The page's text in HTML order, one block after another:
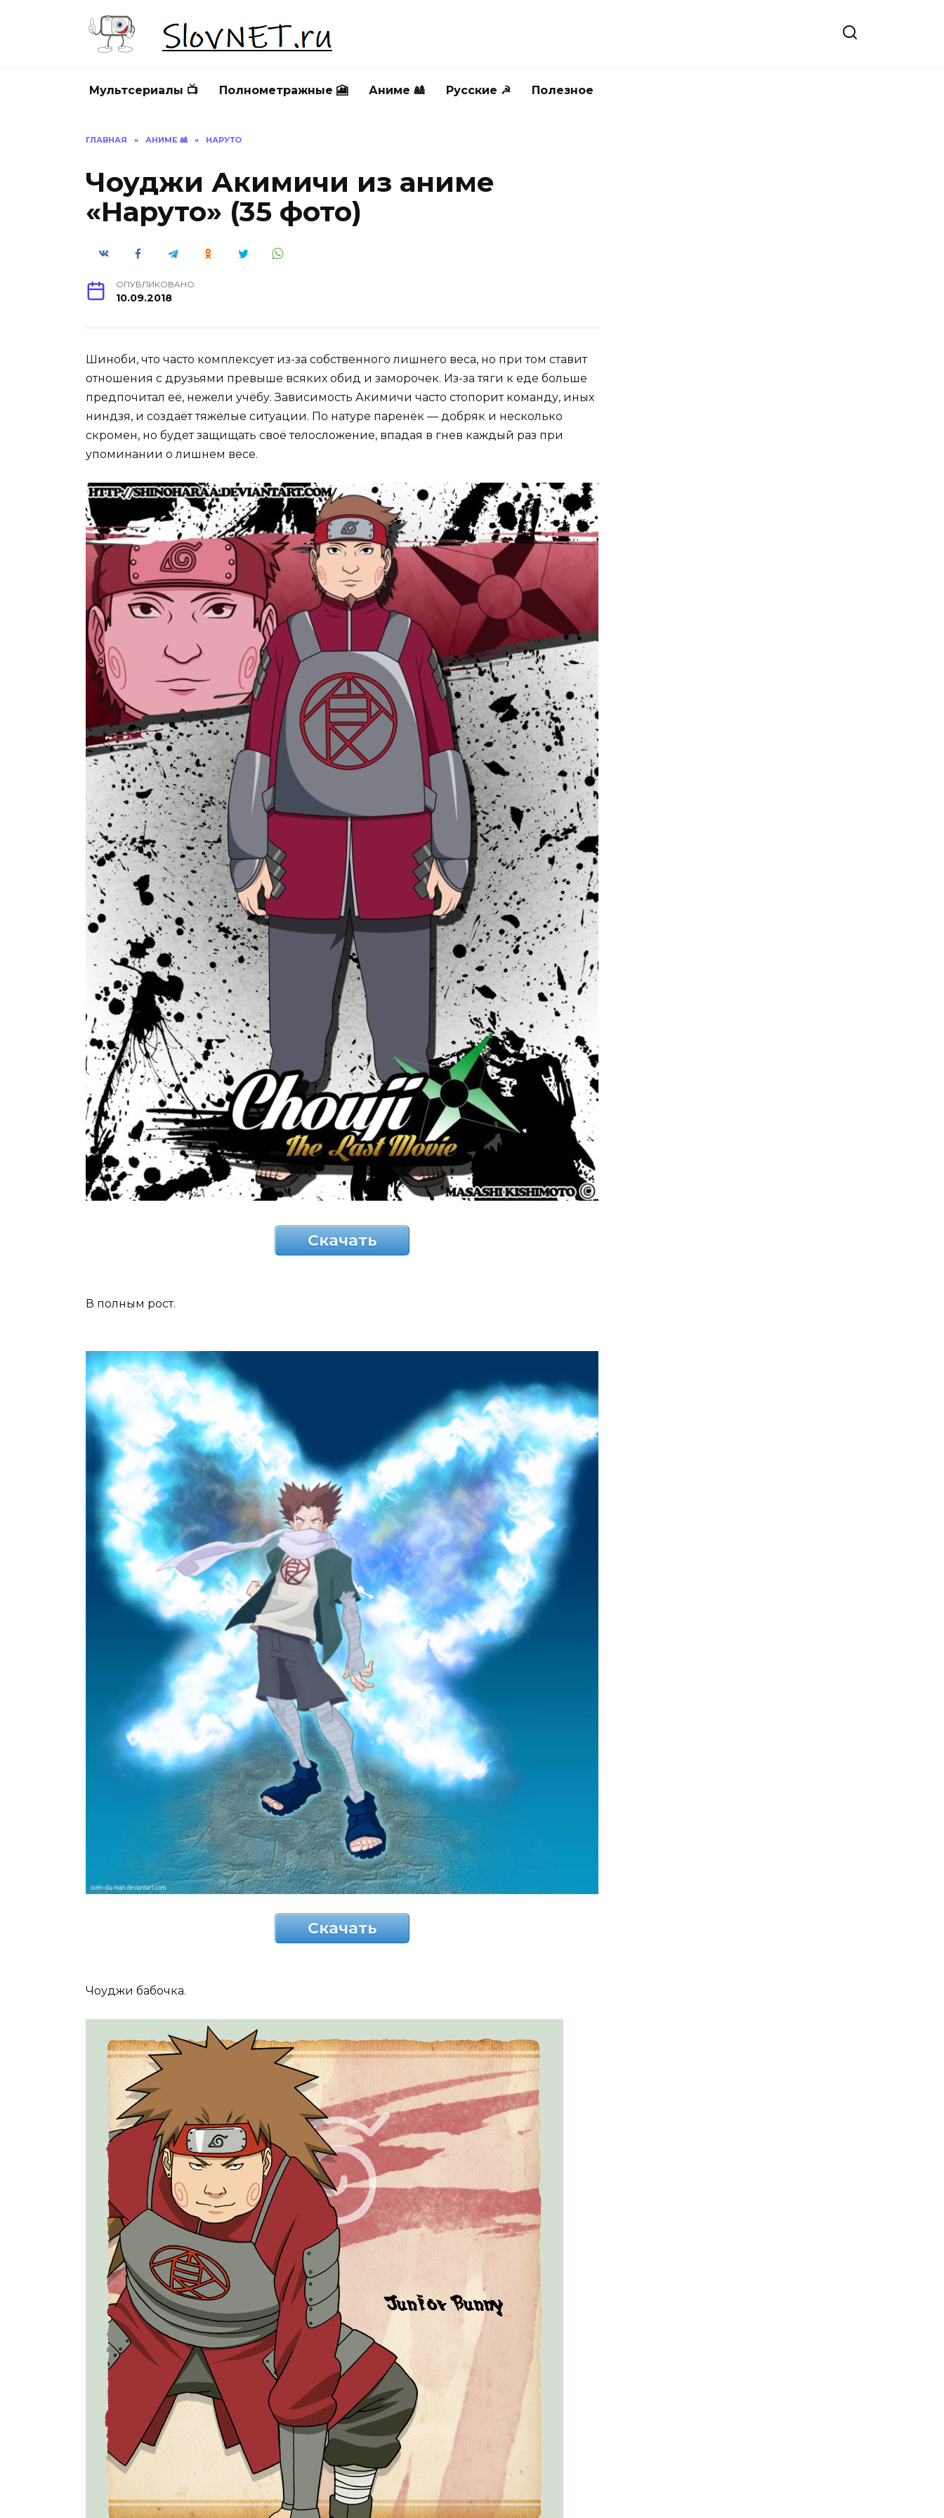
Мультсериалы 📺 Полнометражные 🎦 Аниме 🎎 Русские ☭ Полезное
ГЛАВНАЯ » АНИМЕ 🎎 » НАРУТО
Чоуджи Акимичи из аниме
«Наруто» (35 фото)
ОПУБЛИКОВАНО
10.09.2018
Шиноби, что часто комплексует из-за собственного лишнего веса, но при том ставит
отношения с друзьями превыше всяких обид и заморочек. Из-за тяги к еде больше
предпочитал её, нежели учёбу. Зависимость Акимичи часто стопорит команду, иных
ниндзя, и создаёт тяжёлые ситуации. По натуре паренёк — добряк и несколько
скромен, но будет защищать своё телосложение, впадая в гнев каждый раз при
упоминании о лишнем весе.
Скачать
В полным рост.
Скачать
Чоуджи бабочка.